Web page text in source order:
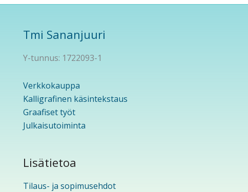
Tmi Sananjuuri
Y-tunnus: 1722093-1
Verkkokauppa
Kalligrafinen käsintekstaus
Graafiset työt
Julkaisutoiminta
Lisätietoa
Tilaus- ja sopimusehdot